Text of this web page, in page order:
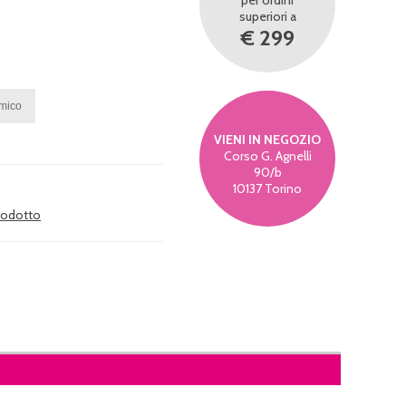
superiori a
€ 299
VIENI IN NEGOZIO
Corso G. Agnelli
90/b
10137 Torino